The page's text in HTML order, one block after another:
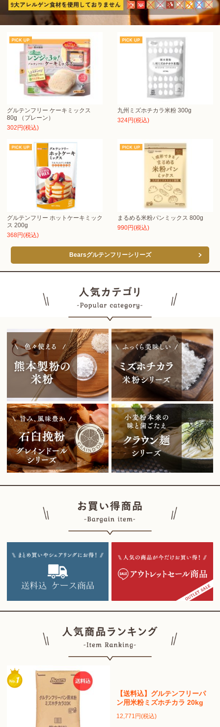
グルテンフリー ケーキミックス
80g （プレーン）
302円(税込)
九州ミズホチカラ米粉 300g
324円(税込)
グルテンフリー ホットケーキミック
ス 200g
368円(税込)
まるめる米粉パンミックス 800g
990円(税込)
Bearsグルテンフリーシリーズ
【送料込】グルテンフリーパ
ン用米粉ミズホチカラ 20kg
12,771円(税込)